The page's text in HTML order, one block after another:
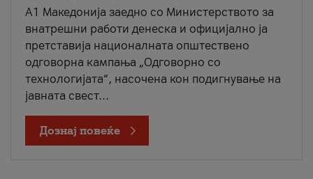
A1 Македонија заедно со Министерството за
внатрешни работи денеска и официјално ја
претставија националната општествено
одговорна кампања „Одговорно со
технологијата“, насочена кон подигнување на
јавната свест...
Дознај повеќе